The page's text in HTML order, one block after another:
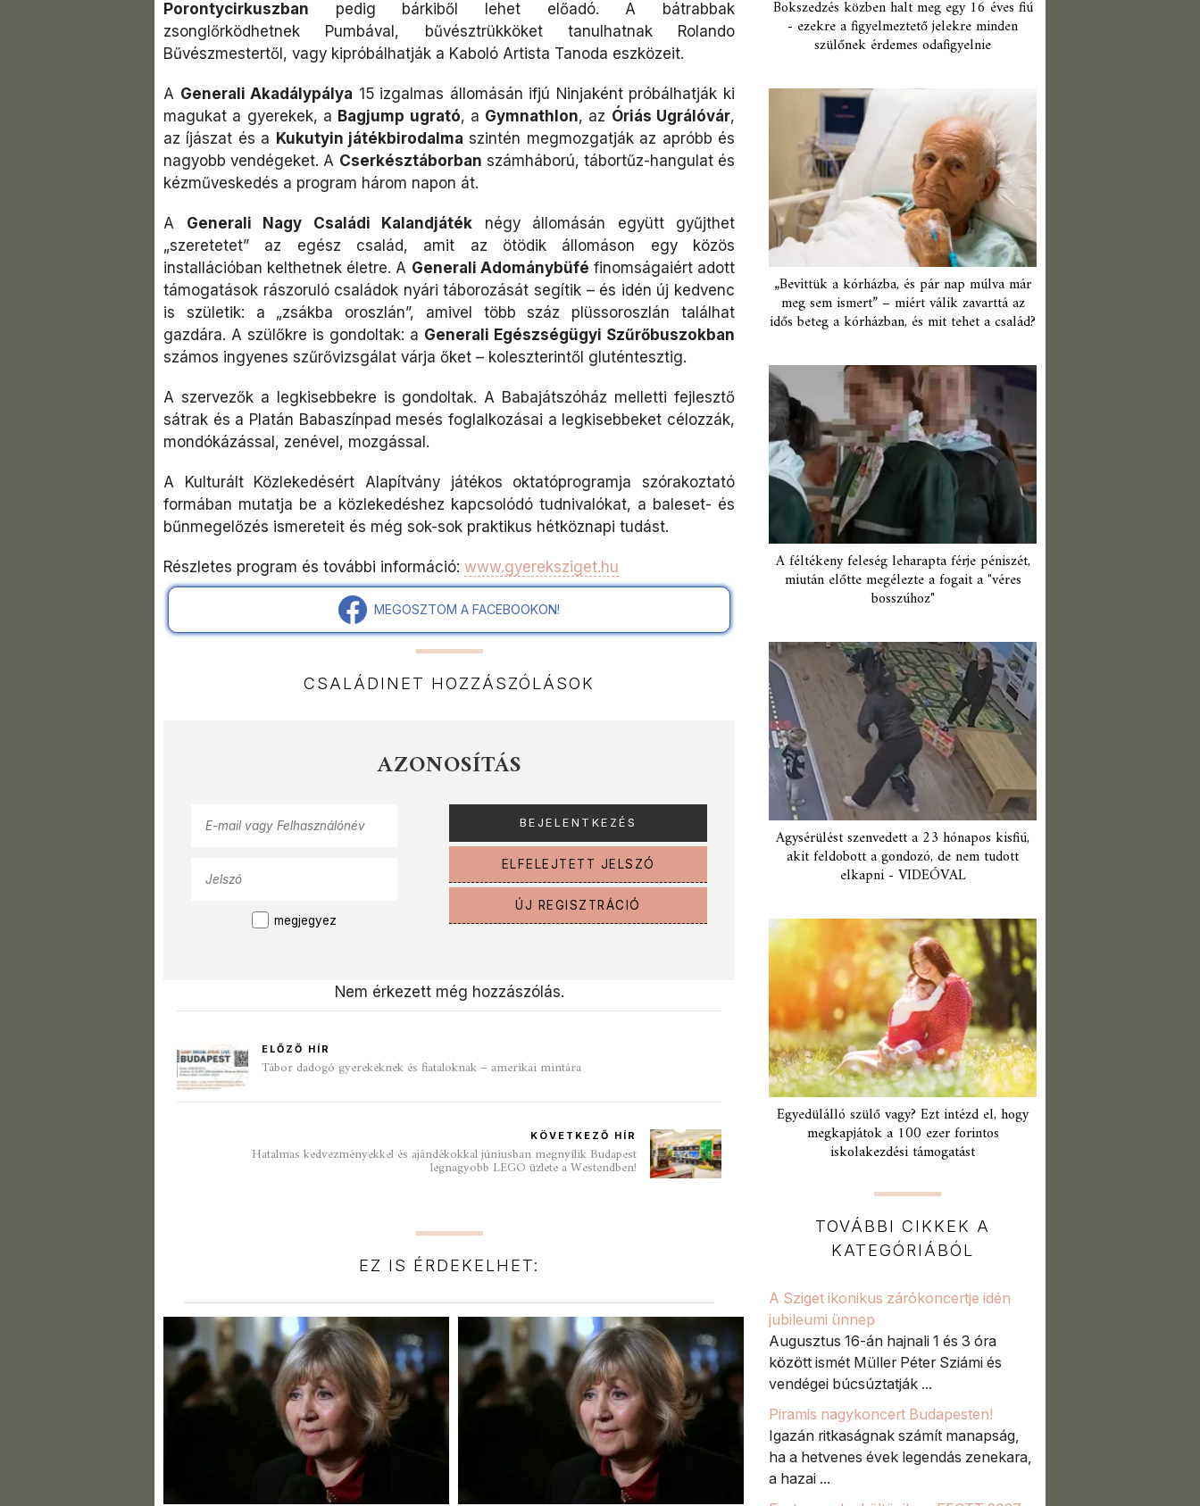
Porontycirkuszban pedig bárkiből lehet előadó. A bátrabbak
zsonglőrködhetnek Pumbával, bűvésztrükköket tanulhatnak Rolando
Bűvészmestertől, vagy kipróbálhatják a Kaboló Artista Tanoda eszközeit.
A Generali Akadálypálya 15 izgalmas állomásán ifjú Ninjaként próbálhatják ki
magukat a gyerekek, a Bagjump ugrató, a Gymnathlon, az Óriás Ugrálóvár,
az íjászat és a Kukutyin játékbirodalma szintén megmozgatják az apróbb és
nagyobb vendégeket. A Cserkésztáborban számháború, tábortűz-hangulat és
kézműveskedés a program három napon át.
A Generali Nagy Családi Kalandjáték négy állomásán együtt gyűjthet
„szeretetet” az egész család, amit az ötödik állomáson egy közös
installációban kelthetnek életre. A Generali Adománybüfé finomságaiért adott
támogatások rászoruló családok nyári táborozását segítik – és idén új kedvenc
is születik: a „zsákba oroszlán”, amivel több száz plüssoroszlán találhat
gazdára. A szülőkre is gondoltak: a Generali Egészségügyi Szűrőbuszokban
számos ingyenes szűrővizsgálat várja őket – koleszterintől gluténtesztig.
A szervezők a legkisebbekre is gondoltak. A Babajátszóház melletti fejlesztő
sátrak és a Platán Babaszínpad mesés foglalkozásai a legkisebbeket célozzák,
mondókázással, zenével, mozgással.
A Kulturált Közlekedésért Alapítvány játékos oktatóprogramja szórakoztató
formában mutatja be a közlekedéshez kapcsolódó tudnivalókat, a baleset- és
bűnmegelőzés ismereteit és még sok-sok praktikus hétköznapi tudást.
Részletes program és további információ: www.gyereksziget.hu
MEGOSZTOM A FACEBOOKON!
CSALÁDINET HOZZÁSZÓLÁSOK
AZONOSÍTÁS
megjegyez
ELFELEJTETT JELSZÓ
ÚJ REGISZTRÁCIÓ
Nem érkezett még hozzászólás.
ELŐZŐ HÍR
Tábor dadogó gyerekeknek és fiataloknak – amerikai mintára
KÖVETKEZŐ HÍR
Hatalmas kedvezményekkel és ajándékokkal júniusban megnyílik Budapest
legnagyobb LEGO üzlete a Westendben!
EZ IS ÉRDEKELHET:
Bokszedzés közben halt meg egy 16 éves fiú
- ezekre a figyelmeztető jelekre minden
szülőnek érdemes odafigyelnie
„Bevittük a kórházba, és pár nap múlva már
meg sem ismert” – miért válik zavarttá az
idős beteg a kórházban, és mit tehet a család?
A féltékeny feleség leharapta férje péniszét,
miután előtte megélezte a fogait a "véres
bosszúhoz"
Agysérülést szenvedett a 23 hónapos kisfiú,
akit feldobott a gondozó, de nem tudott
elkapni - VIDEÓVAL
Egyedülálló szülő vagy? Ezt intézd el, hogy
megkapjátok a 100 ezer forintos
iskolakezdési támogatást
TOVÁBBI CIKKEK A
KATEGÓRIÁBÓL
A Sziget ikonikus zárókoncertje idén
jubileumi ünnep
Augusztus 16-án hajnali 1 és 3 óra
között ismét Müller Péter Sziámi és
vendégei búcsúztatják ...
Piramis nagykoncert Budapesten!
Igazán ritkaságnak számít manapság,
ha a hetvenes évek legendás zenekara,
a hazai ...